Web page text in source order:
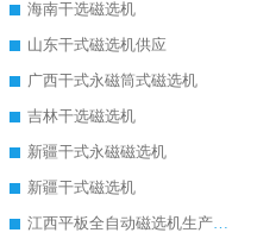
海南干选磁选机
山东干式磁选机供应
广西干式永磁筒式磁选机
吉林干选磁选机
新疆干式永磁磁选机
新疆干式磁选机
江西平板全自动磁选机生产厂家